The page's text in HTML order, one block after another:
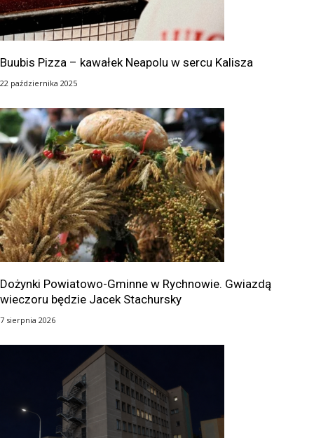
Buubis Pizza – kawałek Neapolu w sercu Kalisza
22 października 2025
Dożynki Powiatowo-Gminne w Rychnowie. Gwiazdą
wieczoru będzie Jacek Stachursky
7 sierpnia 2026